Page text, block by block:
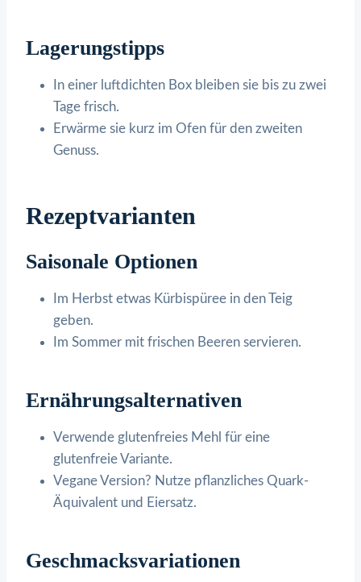
Lagerungstipps
In einer luftdichten Box bleiben sie bis zu zwei
Tage frisch.
Erwärme sie kurz im Ofen für den zweiten
Genuss.
Rezeptvarianten
Saisonale Optionen
Im Herbst etwas Kürbispüree in den Teig
geben.
Im Sommer mit frischen Beeren servieren.
Ernährungsalternativen
Verwende glutenfreies Mehl für eine
glutenfreie Variante.
Vegane Version? Nutze pflanzliches Quark-
Äquivalent und Eiersatz.
Geschmacksvariationen